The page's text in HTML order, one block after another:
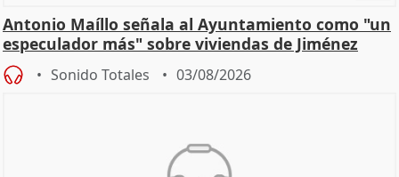
Antonio Maíllo señala al Ayuntamiento como "un
especulador más" sobre viviendas de Jiménez
Becerril
Sonido Totales 03/08/2026